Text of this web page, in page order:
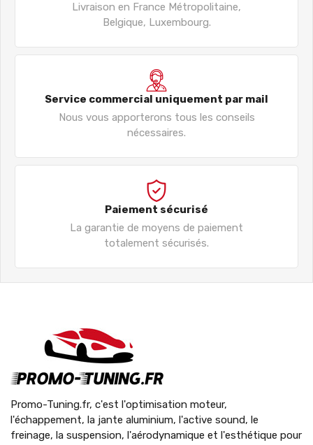
Livraison en France Métropolitaine,
Belgique, Luxembourg.
Service commercial uniquement par mail
Nous vous apporterons tous les conseils
nécessaires.
Paiement sécurisé
La garantie de moyens de paiement
totalement sécurisés.
Promo-Tuning.fr, c'est l'optimisation moteur,
l'échappement, la jante aluminium, l'active sound, le
freinage, la suspension, l'aérodynamique et l'esthétique pour